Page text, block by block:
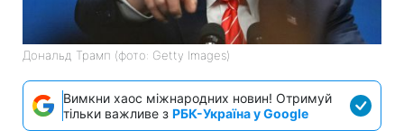
Дональд Трамп (фото: Getty Images)
Вимкни хаос міжнародних новин! Отримуй
тільки важливе з РБК-Україна у Google